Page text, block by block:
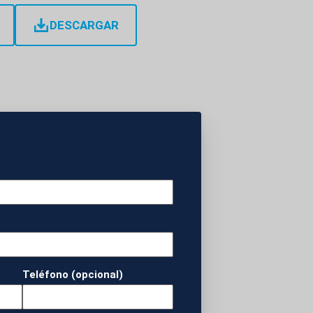
DESCARGAR
Teléfono (opcional)
extracción sea
ley del cambio
los que está el
centro del debate.
para explotar